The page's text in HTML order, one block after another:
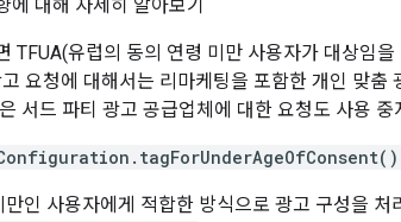
에 대해 자세히 알아보기
TFUA(유럽의 동의 연령 미만 사용자가 대상임
요청에 대해서는 리마케팅을 포함한 개인 맞
서드 파티 광고 공급업체에 대한 요청도 사용 중
만인 사용자에게 적합한 방식으로 광고 구성을 처